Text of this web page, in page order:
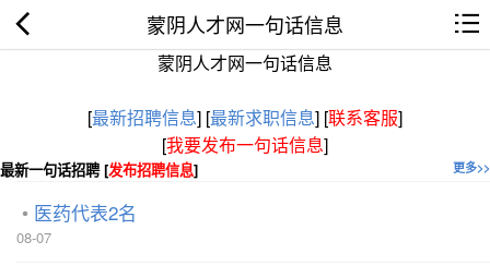
蒙阴人才网一句话信息
蒙阴人才网一句话信息
[最新招聘信息] [最新求职信息] [联系客服]
[我要发布一句话信息]
更多>>
最新一句话招聘 [发布招聘信息]
医药代表2名
08-07